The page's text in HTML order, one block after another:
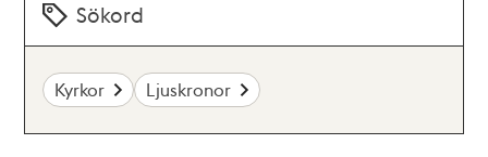
Sökord
Kyrkor Ljuskronor